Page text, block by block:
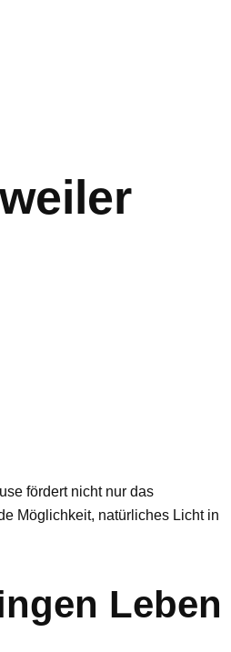
fördert nicht nur das
Möglichkeit, natürliches Licht in
Leben